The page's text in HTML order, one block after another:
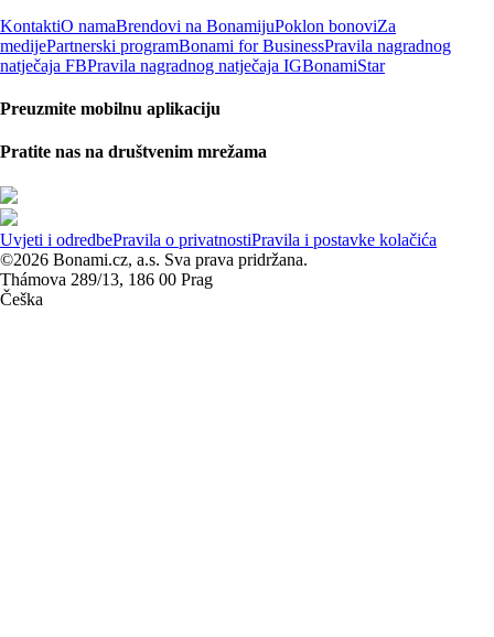
KontaktiO namaBrendovi na BonamijuPoklon bonoviZa
medijePartnerski programBonami for BusinessPravila nagradnog
natječaja FBPravila nagradnog natječaja IGBonamiStar
Preuzmite mobilnu aplikaciju
Pratite nas na društvenim mrežama
Uvjeti i odredbePravila o privatnostiPravila i postavke kolačića
©2026 Bonami.cz, a.s. Sva prava pridržana.
Thámova 289/13, 186 00 Prag
Češka